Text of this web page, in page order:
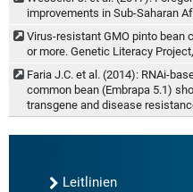
improvements in Sub-Saharan
Virus-resistant GMO pinto bean
or more. Genetic Literacy
Faria J.C. et al. (2014): RNAi-
common bean (Embrapa 5.1)
transgene and disease
Leitlinien